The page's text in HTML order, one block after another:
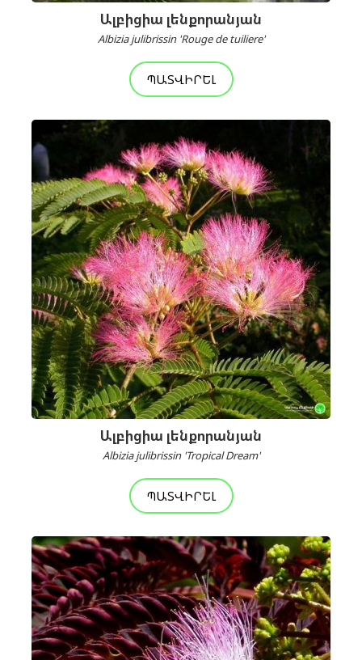
Ալբիցիա լենքորանյան
Albizia julibrissin 'Rouge de tuiliere'
ՊԱՏՎԻՐԵԼ
Ալբիցիա լենքորանյան
Albizia julibrissin 'Tropical Dream'
ՊԱՏՎԻՐԵԼ